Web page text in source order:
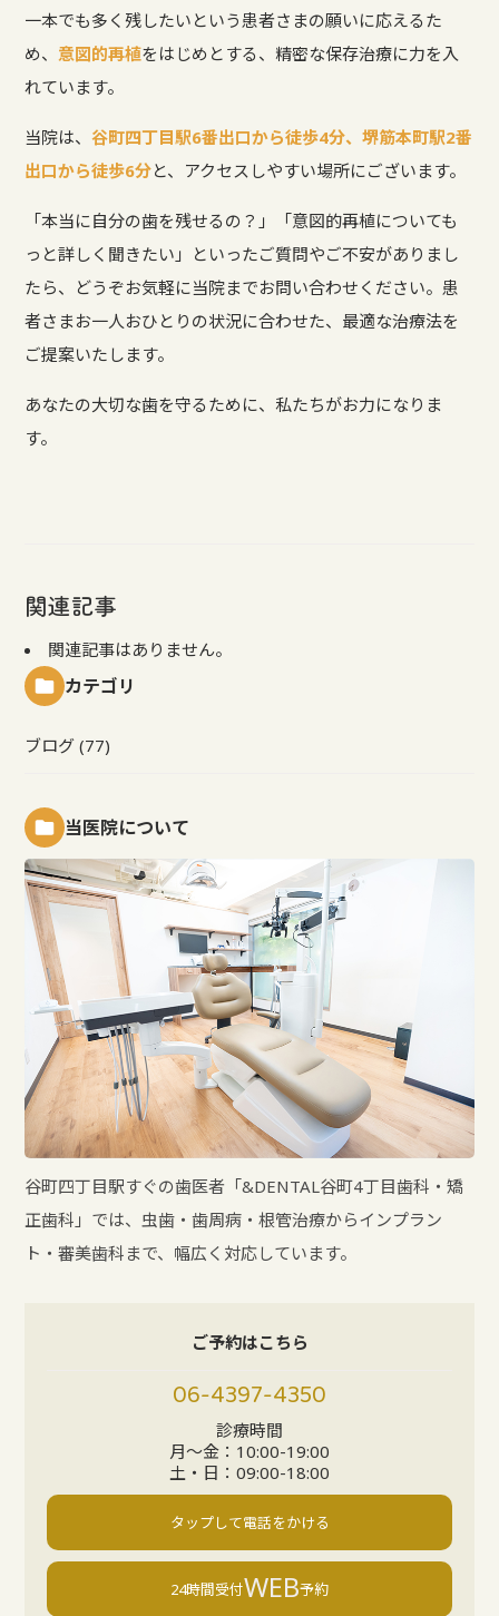
一本でも多く残したいという患者さまの願いに応えるた
め、 意図的再植をはじめとする、精密な保存治療に力を入
れています。
当院は、谷町四丁目駅6番出口から徒歩4分、堺筋本町駅2番
出口から徒歩6分と、アクセスしやすい場所にございます。
「本当に自分の歯を残せるの？」「意図的再植についても
っと詳しく聞きたい」といったご質問やご不安がありまし
たら、どうぞお気軽に当院までお問い合わせください。患
者さまお一人おひとりの状況に合わせた、最適な治療法を
ご提案いたします。
あなたの大切な歯を守るために、私たちがお力になりま
す。
関連記事
関連記事はありません。
カテゴリ
ブログ (77)
当医院について
谷町四丁目駅すぐの歯医者「&DENTAL谷町4丁目歯科・矯
正歯科」では、虫歯・歯周病・根管治療からインプラン
ト・審美歯科まで、幅広く対応しています。
ご予約はこちら
06-4397-4350
診療時間
月〜金：10:00-19:00
土・日：09:00-18:00
タップして電話をかける
24時間受付WEB予約